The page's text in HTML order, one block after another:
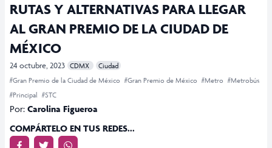
RUTAS Y ALTERNATIVAS PARA LLEGAR
AL GRAN PREMIO DE LA CIUDAD DE
MÉXICO
24 octubre, 2023 CDMX
Ciudad
#Gran Premio de la Ciudad de México #Gran Premio de México #Metro #Metrobús
#Principal #STC
Por: Carolina Figueroa
COMPÁRTELO EN TUS REDES...